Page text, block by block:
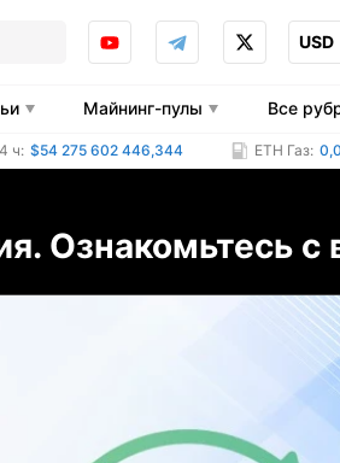
USD
Майнинг-пулы Все
ч: $54 275 602 446,344 ETH Газ:
Ознакомьтесь